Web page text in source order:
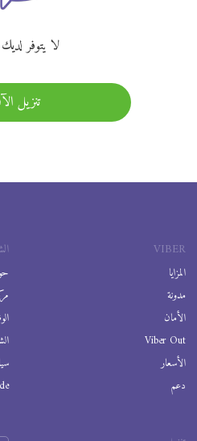
لا يتوفر
تنزيل
VIBER
المزايا
مدونة
الأمان
Viber Out
الأسعار
دعم